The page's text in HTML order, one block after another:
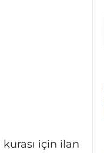
için ilan